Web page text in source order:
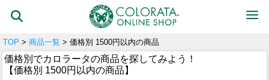
TOP > 商品一覧 > 価格別 1500円以内の商品
価格別でカロラータの商品を探してみよう！
【価格別 1500円以内の商品】